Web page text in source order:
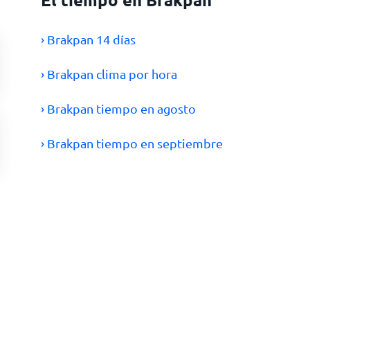
› Brakpan 14 días
› Brakpan clima por hora
› Brakpan tiempo en agosto
› Brakpan tiempo en septiembre